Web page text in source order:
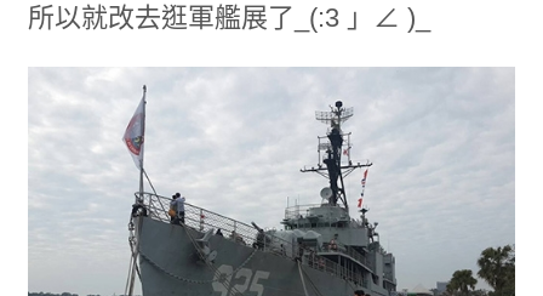
所以就改去逛軍艦展了_(:3 」∠ )_